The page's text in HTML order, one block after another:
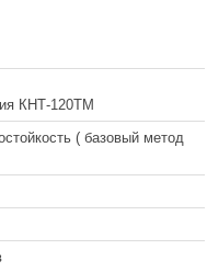
КНТ-120ТМ
( базовый метод